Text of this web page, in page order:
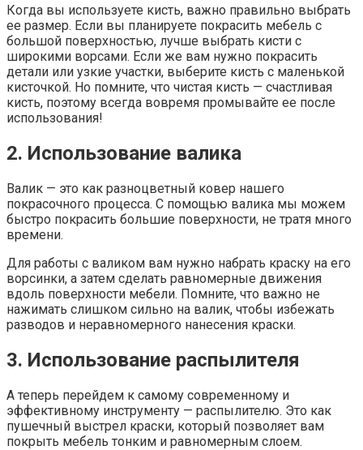
Когда вы используете кисть, важно правильно выбрать
ее размер. Если вы планируете покрасить мебель с
большой поверхностью, лучше выбрать кисти с
широкими ворсами. Если же вам нужно покрасить
детали или узкие участки, выберите кисть с маленькой
кисточкой. Но помните, что чистая кисть — счастливая
кисть, поэтому всегда вовремя промывайте ее после
использования!
2. Использование валика
Валик — это как разноцветный ковер нашего
покрасочного процесса. С помощью валика мы можем
быстро покрасить большие поверхности, не тратя много
времени.
Для работы с валиком вам нужно набрать краску на его
ворсинки, а затем сделать равномерные движения
вдоль поверхности мебели. Помните, что важно не
нажимать слишком сильно на валик, чтобы избежать
разводов и неравномерного нанесения краски.
3. Использование распылителя
А теперь перейдем к самому современному и
эффективному инструменту — распылителю. Это как
пушечный выстрел краски, который позволяет вам
покрыть мебель тонким и равномерным слоем.